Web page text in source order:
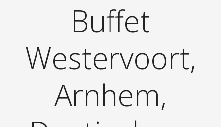
Buffet
Westervoort,
Arnhem,